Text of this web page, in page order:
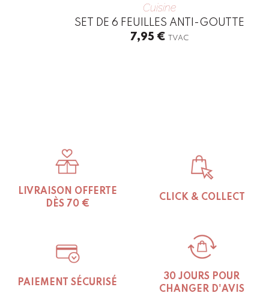
Cuisine
SET DE 6 FEUILLES ANTI-GOUTTE
7,95 € TVAC
LIVRAISON OFFERTE
DÈS 70 €
CLICK & COLLECT
PAIEMENT SÉCURISÉ
30 JOURS POUR
CHANGER D'AVIS